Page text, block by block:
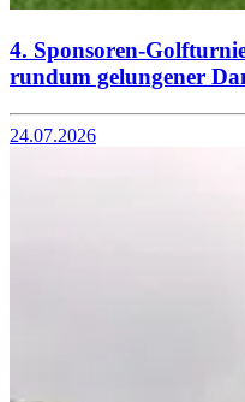
4. Sponsoren-
rundum gelungener
24.07.2026